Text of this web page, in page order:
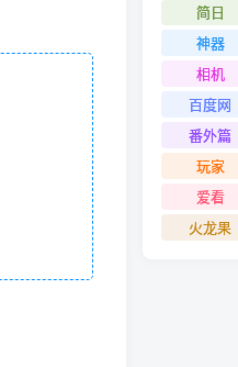
简日
神器
相机
百度网
番外篇
玩家
爱看
火龙果